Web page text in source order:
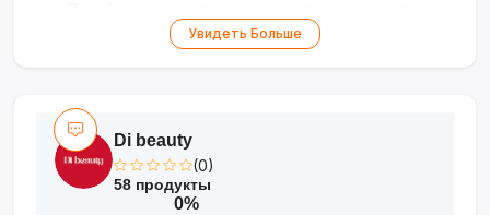
Увидеть Больше
Di beauty
(0)
58 продукты
0%